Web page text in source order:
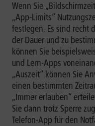
Wenn Sie
„App-Limits“
festlegen. Es sind recht
der Dauer und zu
können Sie
und Lern-Apps
„Auszeit“ können Sie
einen bestimmten
„Immer erlauben“
Sie dann trotz Sperre
Telefon-App für den